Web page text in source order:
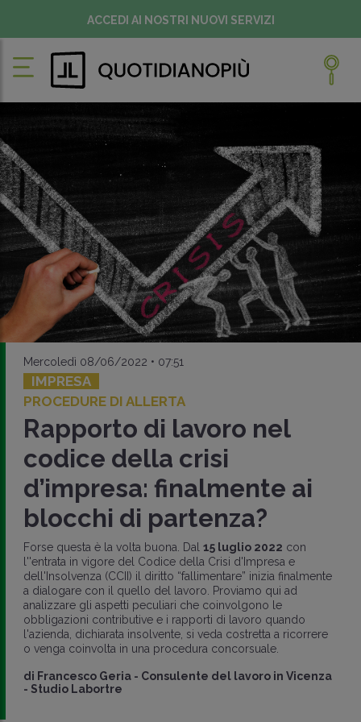
ACCEDI AI NOSTRI NUOVI SERVIZI
Mercoledì 08/06/2022 • 07:51
IMPRESA
PROCEDURE DI ALLERTA
Rapporto di lavoro nel
codice della crisi
d’impresa: finalmente ai
blocchi di partenza?
Forse questa è la volta buona. Dal 15 luglio 2022 con
l''entrata in vigore del Codice della Crisi d'Impresa e
dell'Insolvenza (CCII) il diritto “fallimentare” inizia finalmente
a dialogare con il quello del lavoro. Proviamo qui ad
analizzare gli aspetti peculiari che coinvolgono le
obbligazioni contributive e i rapporti di lavoro quando
l'azienda, dichiarata insolvente, si veda costretta a ricorrere
o venga coinvolta in una procedura concorsuale.
di Francesco Geria - Consulente del lavoro in Vicenza
- Studio Labortre